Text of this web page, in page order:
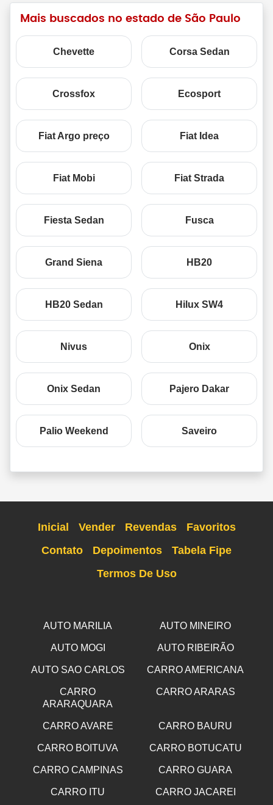
Mais buscados no estado de São Paulo
Chevette Corsa Sedan
Crossfox Ecosport
Fiat Argo preço Fiat Idea
Fiat Mobi Fiat Strada
Fiesta Sedan Fusca
Grand Siena HB20
HB20 Sedan Hilux SW4
Nivus Onix
Onix Sedan Pajero Dakar
Palio Weekend Saveiro
Inicial Vender Revendas
Favoritos
Contato
Depoimentos
Tabela Fipe
Termos De Uso
AUTO MARILIA AUTO MINEIRO
AUTO MOGI AUTO RIBEIRÃO
AUTO SAO CARLOS CARRO AMERICANA
CARRO
ARARAQUARA
CARRO ARARAS
CARRO AVARE CARRO BAURU
CARRO BOITUVA CARRO BOTUCATU
CARRO CAMPINAS CARRO GUARA
CARRO ITU CARRO JACAREI